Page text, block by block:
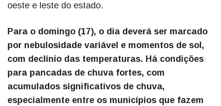
oeste e leste do estado.
Para o domingo (17), o dia deverá ser marcado
por nebulosidade variável e momentos de sol,
com declínio das temperaturas. Há condições
para pancadas de chuva fortes, com
acumulados significativos de chuva,
especialmente entre os municípios que fazem